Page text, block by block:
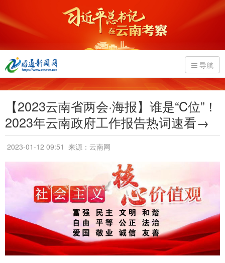
导航
【2023云南省两会·海报】谁是“C位”！
2023年云南政府工作报告热词速看→
2023-01-12 09:51 来源：云南网